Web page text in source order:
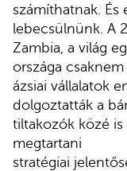
számíthatnak.
lebecsülnünk. A
Zambia, a világ
országa
ázsiai vállalatok
dolgoztatták a
tiltakozók közé
megtartani
stratégiai